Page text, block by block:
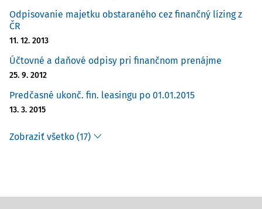
Odpisovanie majetku obstaraného cez finančný lízing z
ČR
11. 12. 2013
Účtovné a daňové odpisy pri finančnom prenájme
25. 9. 2012
Predčasné ukonč. fin. leasingu po 01.01.2015
13. 3. 2015
Zobraziť všetko (17)